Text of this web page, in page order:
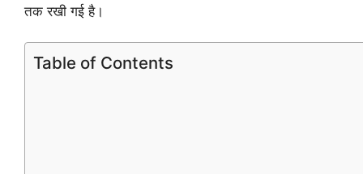
तक रखी गई है।
Table of Contents